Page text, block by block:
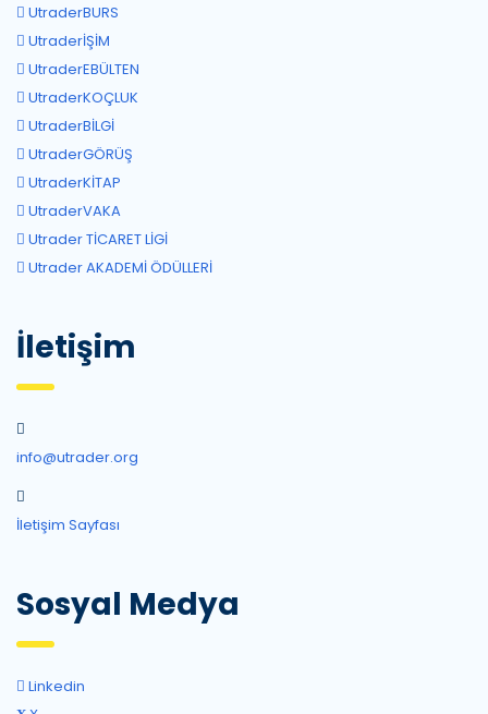
UtraderBURS
UtraderİŞİM
UtraderEBÜLTEN
UtraderKOÇLUK
UtraderBİLGİ
UtraderGÖRÜŞ
UtraderKİTAP
UtraderVAKA
Utrader TİCARET LİGİ
Utrader AKADEMİ ÖDÜLLERİ
İletişim
info@utrader.org
İletişim Sayfası
Sosyal Medya
Linkedin